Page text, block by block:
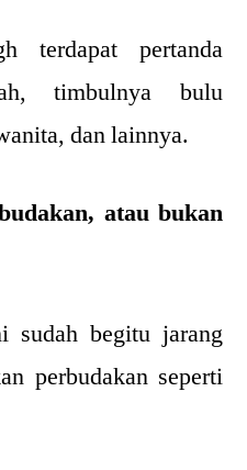
terdapat pertanda
timbulnya bulu
dan lainnya.
atau bukan
sudah begitu jarang
perbudakan seperti